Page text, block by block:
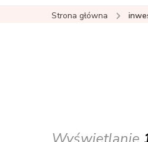
Strona główna